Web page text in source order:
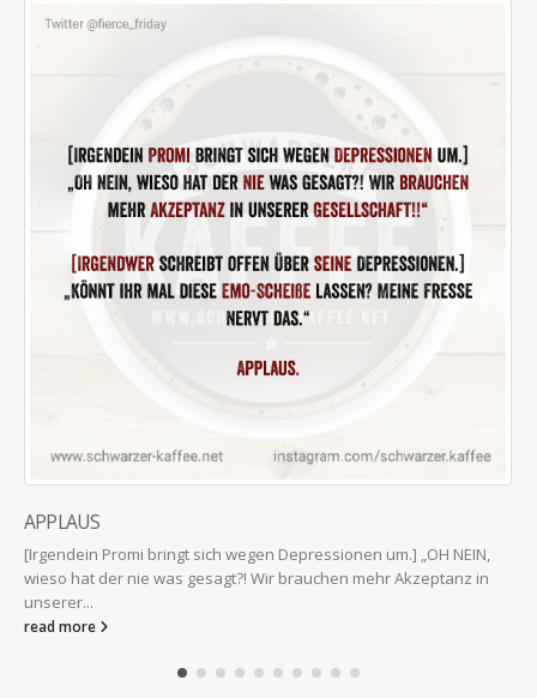
LICHTSCHALTER UND TÜRKLINKEN
Was Mutterschaft mich gelehrt hat: Mit nahezu jedem Körperteil
IMPRESSUM
Datenschutzbestimmungen